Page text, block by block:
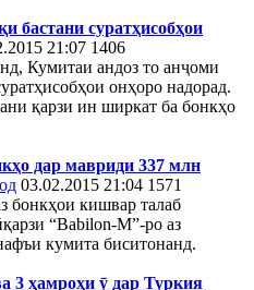
бастани суратҳисобҳои
21:07 1406
Кумитаи андоз то анҷоми
онҳоро надорад.
қарзи ин ширкат ба бонкҳо
дар мавриди 337 млн
03.02.2015 21:04 1571
бонкҳои кишвар талаб
“Babilon-M”-ро аз
кумита биситонанд.
3 ҳамроҳи ӯ дар Туркия